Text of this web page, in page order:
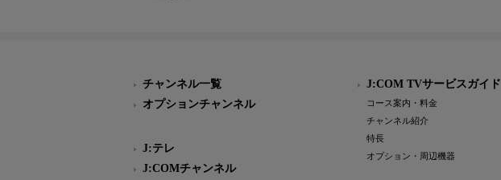
チャンネル一覧
オプションチャンネル
J:テレ
J:COMチャンネル
J:COM TVサービスガイド
コース案内・料金
チャンネル紹介
特長
オプション・周辺機器